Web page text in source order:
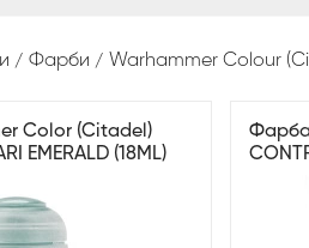
Фарби
Warhammer Colour
Color (Citadel)
EMERALD (18ML)